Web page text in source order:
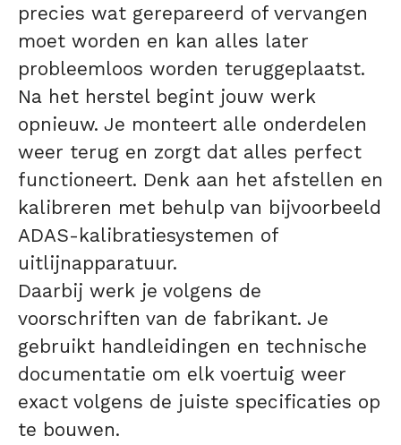
precies wat gerepareerd of vervangen
moet worden en kan alles later
probleemloos worden teruggeplaatst.
Na het herstel begint jouw werk
opnieuw. Je monteert alle onderdelen
weer terug en zorgt dat alles perfect
functioneert. Denk aan het afstellen en
kalibreren met behulp van bijvoorbeeld
ADAS-kalibratiesystemen of
uitlijnapparatuur.
Daarbij werk je volgens de
voorschriften van de fabrikant. Je
gebruikt handleidingen en technische
documentatie om elk voertuig weer
exact volgens de juiste specificaties op
te bouwen.